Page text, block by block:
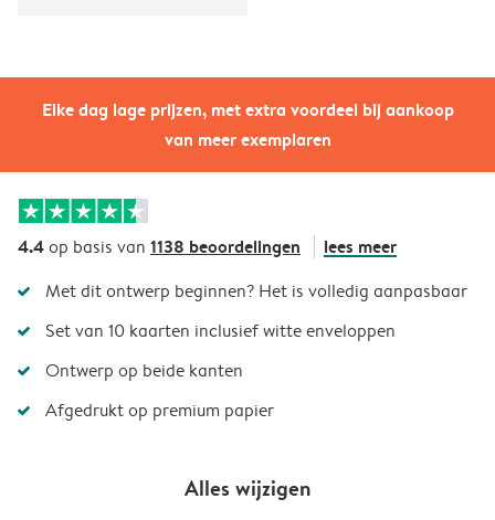
Elke dag lage prijzen, met extra voordeel bij aankoop
van meer exemplaren
4.4op basis van 1138 beoordelingen lees meer
Met dit ontwerp beginnen? Het is volledig aanpasbaar
Set van 10 kaarten inclusief witte enveloppen
Ontwerp op beide kanten
Afgedrukt op premium papier
Alles wijzigen